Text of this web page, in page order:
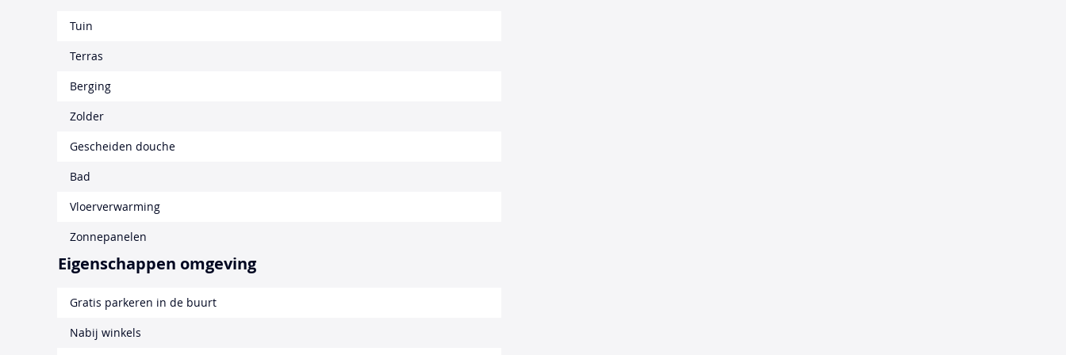
Tuin
Terras
Berging
Zolder
Gescheiden douche
Bad
Vloerverwarming
Zonnepanelen
Eigenschappen omgeving
Gratis parkeren in de buurt
Nabij winkels